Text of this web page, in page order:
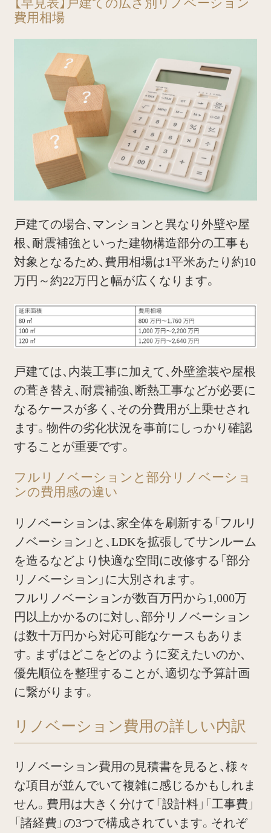
費用相場
戸建ての場合、マンションと異なり外壁や屋
根、耐震補強といった建物構造部分の工事も
対象となるため、費用相場は1平米あたり約10
万円～約22万円と幅が広くなります。
戸建ては、内装工事に加えて、外壁塗装や屋根
の葺き替え、耐震補強、断熱工事などが必要に
なるケースが多く、その分費用が上乗せされ
ます。物件の劣化状況を事前にしっかり確認
することが重要です。
フルリノベーションと部分リノベーショ
ンの費用感の違い
リノベーションは、家全体を刷新する「フルリ
ノベーション」と、LDKを拡張してサンルーム
を造るなどより快適な空間に改修する「部分
リノベーション」に大別されます。
フルリノベーションが数百万円から1,000万
円以上かかるのに対し、部分リノベーション
は数十万円から対応可能なケースもありま
す。まずはどこをどのように変えたいのか、
優先順位を整理することが、適切な予算計画
に繋がります。
リノベーション費用の詳しい内訳
リノベーション費用の見積書を見ると、様々
な項目が並んでいて複雑に感じるかもしれま
せん。費用は大きく分けて「設計料」「工事費」
「諸経費」の3つで構成されています。それぞ